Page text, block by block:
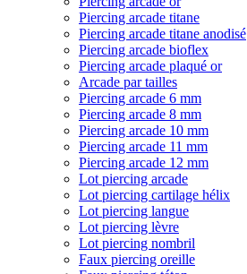
Piercing arcade titane
Piercing arcade titane anodisé
Piercing arcade bioflex
Piercing arcade plaqué or
Arcade par tailles
Piercing arcade 6 mm
Piercing arcade 8 mm
Piercing arcade 10 mm
Piercing arcade 11 mm
Piercing arcade 12 mm
Lot piercing arcade
Lot piercing cartilage hélix
Lot piercing langue
Lot piercing lèvre
Lot piercing nombril
Faux piercing oreille